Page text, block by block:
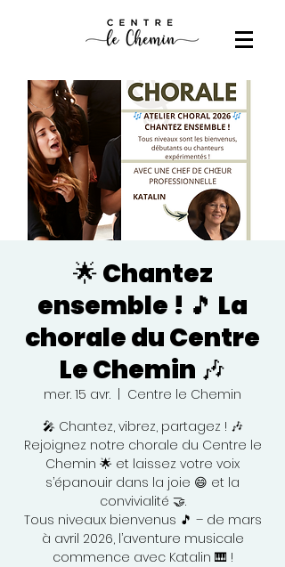
🌟 Chantez
ensemble ! 🎵 La
chorale du Centre
Le Chemin 🎶
mer. 15 avr.
Centre le Chemin
🎤 Chantez, vibrez, partagez ! 🎶
Rejoignez notre chorale du Centre le
Chemin 🌟 et laissez votre voix
s’épanouir dans la joie 😄 et la
convivialité 🤝.
Tous niveaux bienvenus 🎵 – de mars
à avril 2026, l’aventure musicale
commence avec Katalin 🎹 !